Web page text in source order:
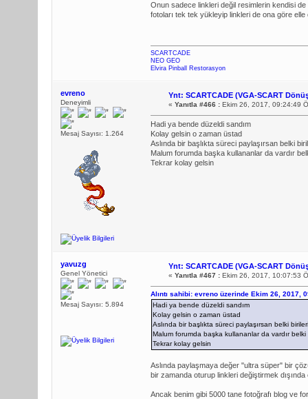
Onun sadece linkleri değil resimlerin kendisi
fotoları tek tek yükleyip linkleri de ona göre
SCARTCADE
NEO GEO
Elvira Pinball Restorasyon
evreno
Deneyimli
Mesaj Sayısı: 1.264
Ynt: SCARTCADE (VGA-SCART
« Yanıtla #466 :Ekim 26, 2017, 09:24:49
Hadi ya bende düzeldi sandım
Kolay gelsin o zaman üstad
Aslında bir başlıkta süreci paylaşırsan belki
Malum forumda başka kullananlar da vardır
Tekrar kolay gelsin
yavuzg
Genel Yönetici
Mesaj Sayısı: 5.894
Ynt: SCARTCADE (VGA-SCART
« Yanıtla #467 :Ekim 26, 2017, 10:07:53
Alıntı sahibi: evreno üzerinde Ekim 26, 2017,
Hadi ya bende düzeldi sandım
Kolay gelsin o zaman üstad
Aslında bir başlıkta süreci paylaşırsan belki
Malum forumda başka kullananlar da vardır belki
Tekrar kolay gelsin
Aslında paylaşmaya değer "ultra süper" bir
bir zamanda oturup linkleri değiştirmek
Ancak benim gibi 5000 tane fotoğrafı blog ve